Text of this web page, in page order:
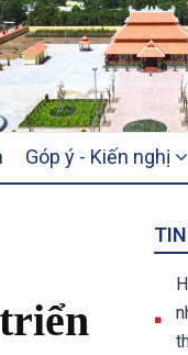
Góp ý - Kiến nghị